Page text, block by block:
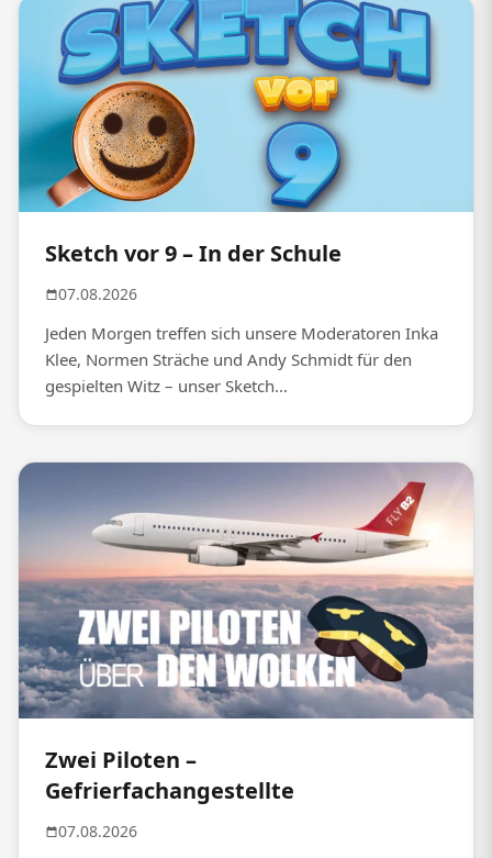
Sketch vor 9 – In der Schule
07.08.2026
Jeden Morgen treffen sich unsere Moderatoren Inka
Klee, Normen Sträche und Andy Schmidt für den
gespielten Witz – unser Sketch...
Zwei Piloten –
Gefrierfachangestellte
07.08.2026